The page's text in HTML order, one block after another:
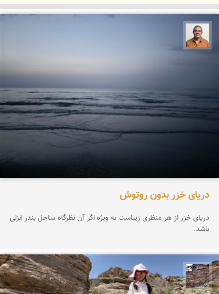
دریای خزر بدون روتوش
دریای خزر از هر منظری زیباست به ویژه اگر آن نظرگاه ساحل بندر انزلی
باشد.
محمد ناصری فرد